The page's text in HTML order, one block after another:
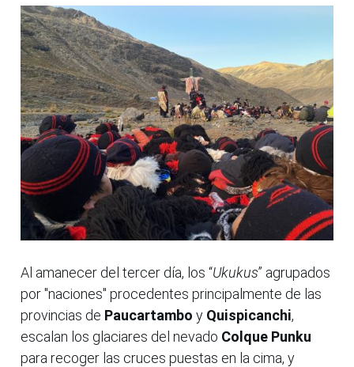
Al amanecer del tercer día, los “Ukukus” agrupados
por "naciones" procedentes principalmente de las
provincias de Paucartambo y Quispicanchi,
escalan los glaciares del nevado Colque Punku
para recoger las cruces puestas en la cima, y